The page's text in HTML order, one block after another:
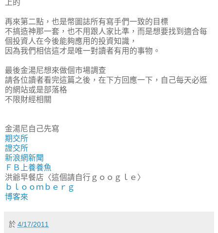
上的
再來第二點，也是幣圖誌所有寫手們一致的目標
不搞造神那一套，也不用跟人家比準，而是想要找到適合每
個投資人在今後能夠應用的投資知識，
因為我們相信這才是唯一對讀者有用的事物。
最後金湯尼想來做個市場調查
請各位讀者看完這篇之後，在下方回應一下，自己每天必逛
的網站或是部落格
不限財經相關
金湯尼自己先寫
期交所
證交所
新浪網新聞
ＦＢ上養養魚
洪爺早餐店〈這個請自行ｇｏｏｇｌｅ〉
ｂｌｏｏｍｂｅｒｇ
博客來
於 4/17/2011